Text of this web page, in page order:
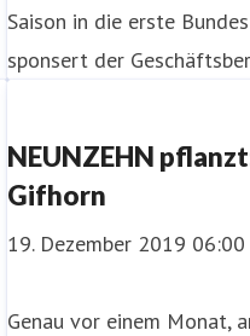
Saison in die erste
sponsert der
NEUNZEHN
Gifhorn
19. Dezember 2019 06:00
Genau vor einem Monat,